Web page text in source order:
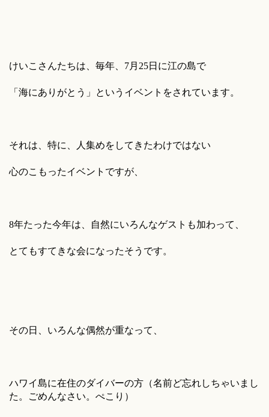
けいこさんたちは、毎年、7月25日に江の島で
「海にありがとう」というイベントをされています。
それは、特に、人集めをしてきたわけではない
心のこもったイベントですが、
8年たった今年は、自然にいろんなゲストも加わって、
とてもすてきな会になったそうです。
その日、いろんな偶然が重なって、
ハワイ島に在住のダイバーの方（名前ど忘れしちゃいまし
た。ごめんなさい。ぺこり）